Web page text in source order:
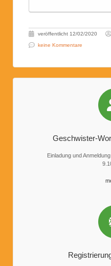
veröffentlicht 12/02/2020
keine Kommentare
Geschwister-
Einladung und